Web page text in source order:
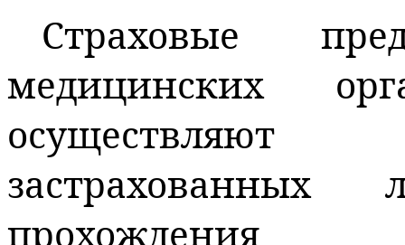
Страховые
медицинских
прохождения